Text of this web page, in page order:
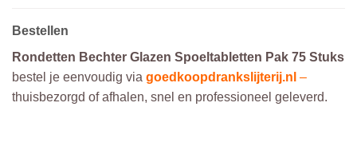
Bestellen
Rondetten Bechter Glazen Spoeltabletten Pak 75 Stuks
bestel je eenvoudig via goedkoopdrankslijterij.nl –
thuisbezorgd of afhalen, snel en professioneel geleverd.